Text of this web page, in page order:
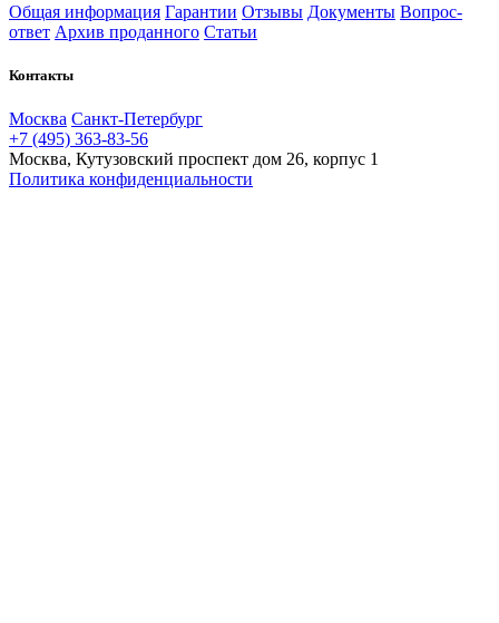
Общая информация Гарантии Отзывы Документы Вопрос-
ответ Архив проданного Статьи
Контакты
Москва Санкт-Петербург
+7 (495) 363-83-56
Москва, Кутузовский проспект дом 26, корпус 1
Политика конфиденциальности